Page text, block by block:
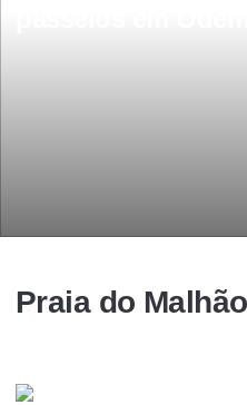
Praia do Malhão